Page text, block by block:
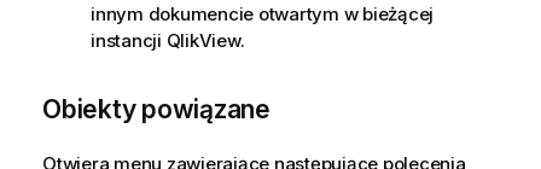
innym dokumencie otwartym w bieżącej
instancji QlikView.
Obiekty powiązane
Otwiera menu zawierające następujące polecenia